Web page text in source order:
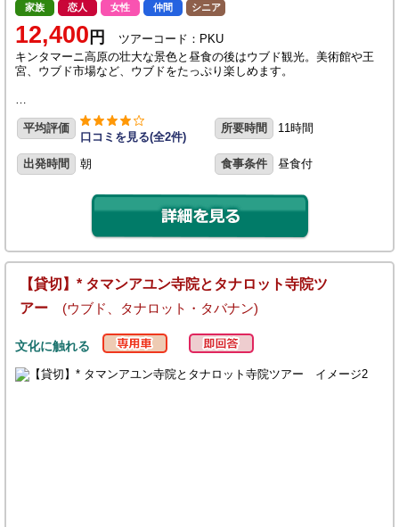
家族 恋人 女性 仲間 シニア
12,400 円
ツアーコード：PKU
キンタマーニ高原の壮大な景色と昼食の後はウブド観光。美術館や王
宮、ウブド市場など、ウブドをたっぷり楽しめます。
平均評価
口コミを見る(全2件)
所要時間 11時間
出発時間 朝 食事条件 昼食付
【貸切】* タマンアユン寺院とタナロット寺院ツ
アー (ウブド、タナロット・タバナン)
文化に触れる